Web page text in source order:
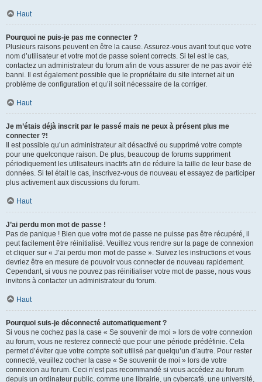
Haut
Pourquoi ne puis-je pas me connecter ?
Plusieurs raisons peuvent en être la cause. Assurez-vous avant tout que votre
nom d’utilisateur et votre mot de passe soient corrects. Si tel est le cas,
contactez un administrateur du forum afin de vous assurer de ne pas avoir été
banni. Il est également possible que le propriétaire du site internet ait un
problème de configuration et qu’il soit nécessaire de la corriger.
Haut
Je m’étais déjà inscrit par le passé mais ne peux à présent plus me
connecter ?!
Il est possible qu’un administrateur ait désactivé ou supprimé votre compte
pour une quelconque raison. De plus, beaucoup de forums suppriment
périodiquement les utilisateurs inactifs afin de réduire la taille de leur base de
données. Si tel était le cas, inscrivez-vous de nouveau et essayez de participer
plus activement aux discussions du forum.
Haut
J’ai perdu mon mot de passe !
Pas de panique ! Bien que votre mot de passe ne puisse pas être récupéré, il
peut facilement être réinitialisé. Veuillez vous rendre sur la page de connexion
et cliquer sur « J’ai perdu mon mot de passe ». Suivez les instructions et vous
devriez être en mesure de pouvoir vous connecter de nouveau rapidement.
Cependant, si vous ne pouvez pas réinitialiser votre mot de passe, nous vous
invitons à contacter un administrateur du forum.
Haut
Pourquoi suis-je déconnecté automatiquement ?
Si vous ne cochez pas la case « Se souvenir de moi » lors de votre connexion
au forum, vous ne resterez connecté que pour une période prédéfinie. Cela
permet d’éviter que votre compte soit utilisé par quelqu’un d’autre. Pour rester
connecté, veuillez cocher la case « Se souvenir de moi » lors de votre
connexion au forum. Ceci n’est pas recommandé si vous accédez au forum
depuis un ordinateur public, comme une librairie, un cybercafé, une université,